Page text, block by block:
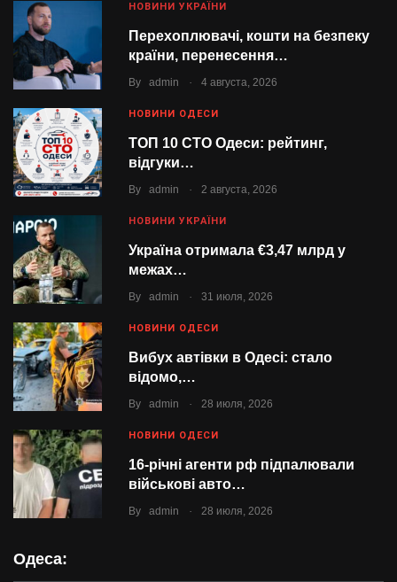
НОВИНИ УКРАЇНИ
Перехоплювачі, кошти на безпеку
країни, перенесення…
By admin . 4 августа, 2026
НОВИНИ ОДЕСИ
ТОП 10 СТО Одеси: рейтинг,
відгуки…
By admin . 2 августа, 2026
НОВИНИ УКРАЇНИ
Україна отримала €3,47 млрд у
межах…
By admin . 31 июля, 2026
НОВИНИ ОДЕСИ
Вибух автівки в Одесі: стало
відомо,…
By admin . 28 июля, 2026
НОВИНИ ОДЕСИ
16-річні агенти рф підпалювали
військові авто…
By admin . 28 июля, 2026
Одеса: